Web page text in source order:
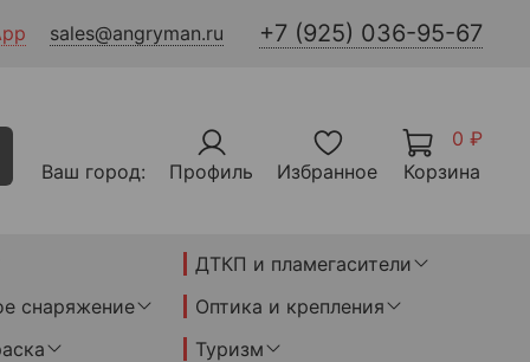
sales@angryman.ru +7 (925) 036-95-67
Ваш город: Профиль Избранное
0 ₽
Корзина
ДТКП и пламегасители
снаряжение
Оптика и крепления
Туризм